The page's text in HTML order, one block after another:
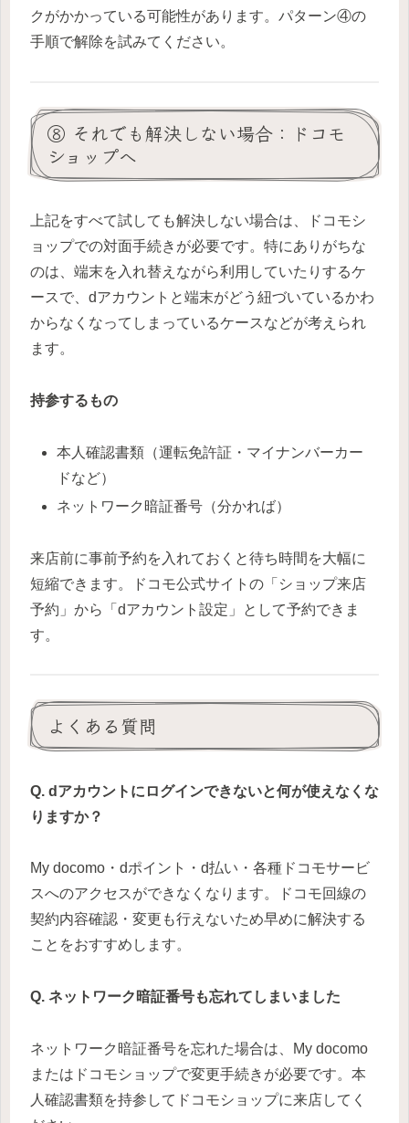
クがかかっている可能性があります。パターン④の
手順で解除を試みてください。
⑧ それでも解決しない場合：ドコモ
ショップへ
上記をすべて試しても解決しない場合は、ドコモシ
ョップでの対面手続きが必要です。特にありがちな
のは、端末を入れ替えながら利用していたりするケ
ースで、dアカウントと端末がどう紐づいているかわ
からなくなってしまっているケースなどが考えられ
ます。
持参するもの
本人確認書類（運転免許証・マイナンバーカー
ドなど）
ネットワーク暗証番号（分かれば）
来店前に事前予約を入れておくと待ち時間を大幅に
短縮できます。ドコモ公式サイトの「ショップ来店
予約」から「dアカウント設定」として予約できま
す。
よくある質問
Q. dアカウントにログインできないと何が使えなくな
りますか？
My docomo・dポイント・d払い・各種ドコモサービ
スへのアクセスができなくなります。ドコモ回線の
契約内容確認・変更も行えないため早めに解決する
ことをおすすめします。
Q. ネットワーク暗証番号も忘れてしまいました
ネットワーク暗証番号を忘れた場合は、My docomo
またはドコモショップで変更手続きが必要です。本
人確認書類を持参してドコモショップに来店してく